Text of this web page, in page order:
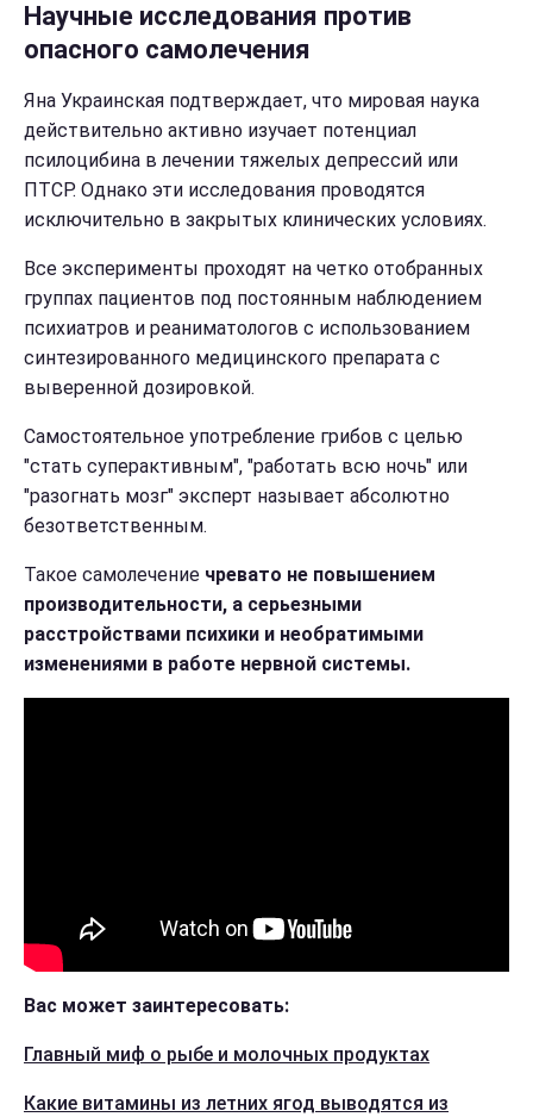
Научные исследования против
опасного самолечения
Яна Украинская подтверждает, что мировая наука
действительно активно изучает потенциал
псилоцибина в лечении тяжелых депрессий или
ПТСР. Однако эти исследования проводятся
исключительно в закрытых клинических условиях.
Все эксперименты проходят на четко отобранных
группах пациентов под постоянным наблюдением
психиатров и реаниматологов с использованием
синтезированного медицинского препарата с
выверенной дозировкой.
Самостоятельное употребление грибов с целью
"стать суперактивным", "работать всю ночь" или
"разогнать мозг" эксперт называет абсолютно
безответственным.
Такое самолечение чревато не повышением
производительности, а серьезными
расстройствами психики и необратимыми
изменениями в работе нервной системы.
Вас может заинтересовать:
Главный миф о рыбе и молочных продуктах
Какие витамины из летних ягод выводятся из